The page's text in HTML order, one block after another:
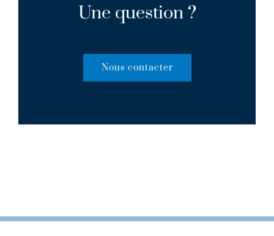
Une question ?
Nous contacter